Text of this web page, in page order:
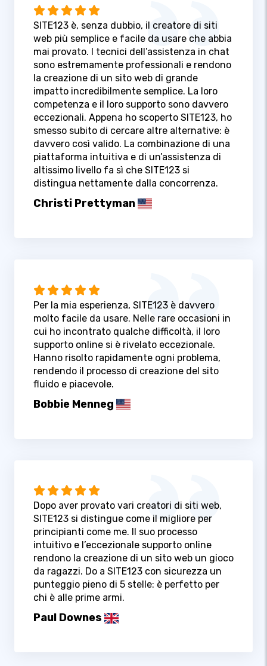
SITE123 è, senza dubbio, il creatore di siti
web più semplice e facile da usare che abbia
mai provato. I tecnici dell’assistenza in chat
sono estremamente professionali e rendono
la creazione di un sito web di grande
impatto incredibilmente semplice. La loro
competenza e il loro supporto sono davvero
eccezionali. Appena ho scoperto SITE123, ho
smesso subito di cercare altre alternative: è
davvero così valido. La combinazione di una
piattaforma intuitiva e di un’assistenza di
altissimo livello fa sì che SITE123 si
distingua nettamente dalla concorrenza.
Christi Prettyman
Per la mia esperienza, SITE123 è davvero
molto facile da usare. Nelle rare occasioni in
cui ho incontrato qualche difficoltà, il loro
supporto online si è rivelato eccezionale.
Hanno risolto rapidamente ogni problema,
rendendo il processo di creazione del sito
fluido e piacevole.
Bobbie Menneg
Dopo aver provato vari creatori di siti web,
SITE123 si distingue come il migliore per
principianti come me. Il suo processo
intuitivo e l’eccezionale supporto online
rendono la creazione di un sito web un gioco
da ragazzi. Do a SITE123 con sicurezza un
punteggio pieno di 5 stelle: è perfetto per
chi è alle prime armi.
Paul Downes